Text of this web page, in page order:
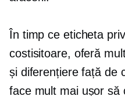
În timp ce eticheta
costisitoare, oferă
și diferențiere față de
face mult mai ușor să